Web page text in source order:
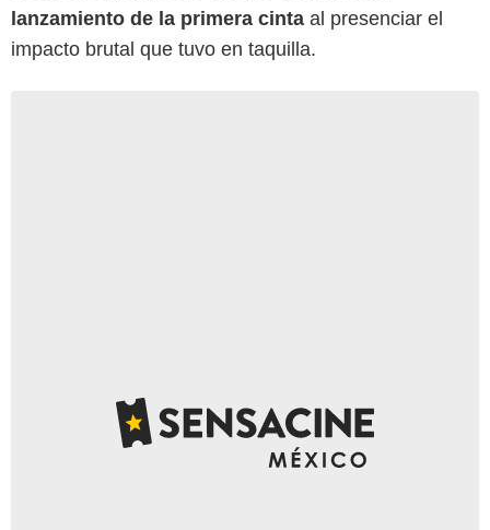
lanzamiento de la primera cinta al presenciar el
impacto brutal que tuvo en taquilla.